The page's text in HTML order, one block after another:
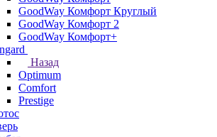
GoodWay Комфорт Круглый
GoodWay Комфорт 2
GoodWay Комфорт+
Назад
Optimum
Comfort
Prestige